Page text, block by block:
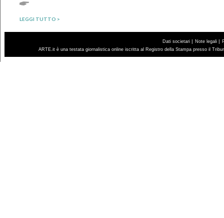
LEGGI TUTTO >
Dati societari | Note legali |
ARTE.it è una testata giornalistica online iscritta al Registro della Stampa presso il